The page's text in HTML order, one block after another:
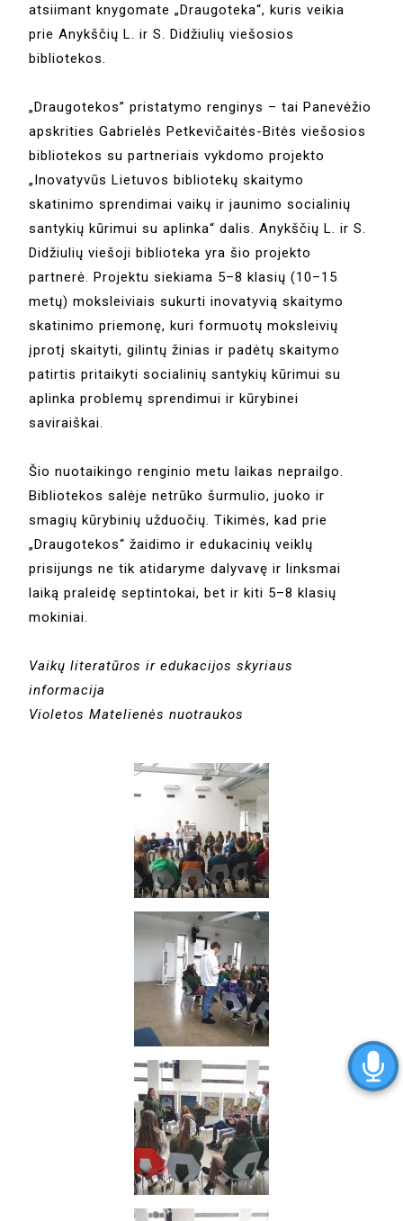
atsiimant knygomate „Draugoteka“, kuris veikia
prie Anykščių L. ir S. Didžiulių viešosios
bibliotekos.
„Draugotekos” pristatymo renginys – tai Panevėžio
apskrities Gabrielės Petkevičaitės-Bitės viešosios
bibliotekos su partneriais vykdomo projekto
„Inovatyvūs Lietuvos bibliotekų skaitymo
skatinimo sprendimai vaikų ir jaunimo socialinių
santykių kūrimui su aplinka“ dalis. Anykščių L. ir S.
Didžiulių viešoji biblioteka yra šio projekto
partnerė. Projektu siekiama 5–8 klasių (10–15
metų) moksleiviais sukurti inovatyvią skaitymo
skatinimo priemonę, kuri formuotų moksleivių
įprotį skaityti, gilintų žinias ir padėtų skaitymo
patirtis pritaikyti socialinių santykių kūrimui su
aplinka problemų sprendimui ir kūrybinei
saviraiškai.
Šio nuotaikingo renginio metu laikas neprailgo.
Bibliotekos salėje netrūko šurmulio, juoko ir
smagių kūrybinių užduočių. Tikimės, kad prie
„Draugotekos“ žaidimo ir edukacinių veiklų
prisijungs ne tik atidaryme dalyvavę ir linksmai
laiką praleidę septintokai, bet ir kiti 5–8 klasių
mokiniai.
Vaikų literatūros ir edukacijos skyriaus
informacija
Violetos Matelienės nuotraukos